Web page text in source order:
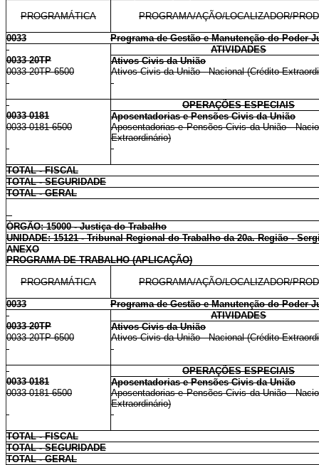
PROGRAMÁTICA PROGRAMA/AÇÃO/LOCALIZADOR/
0033
Programa de Gestão e Manutenção do Poder
ATIVIDADES
0033 20TP
Ativos Civis da União
0033 20TP 6500
Ativos Civis da União - Nacional (Crédito
OPERAÇÕES ESPECIAIS
0033 0181
Aposentadorias e Pensões Civis da União
0033 0181 6500
Aposentadorias e Pensões Civis da União -
Extraordinário)
TOTAL - FISCAL
TOTAL - SEGURIDADE
TOTAL - GERAL
ÓRGÃO: 15000 - Justiça do Trabalho
UNIDADE: 15121 - Tribunal Regional do Trabalho da 20a. Região -
ANEXO
PROGRAMA DE TRABALHO (APLICAÇÃO)
PROGRAMÁTICA PROGRAMA/AÇÃO/LOCALIZADOR/
0033
Programa de Gestão e Manutenção do Poder
ATIVIDADES
0033 20TP
Ativos Civis da União
0033 20TP 6500
Ativos Civis da União - Nacional (Crédito
OPERAÇÕES ESPECIAIS
0033 0181
Aposentadorias e Pensões Civis da União
0033 0181 6500
Aposentadorias e Pensões Civis da União -
Extraordinário)
TOTAL - FISCAL
TOTAL - SEGURIDADE
TOTAL - GERAL